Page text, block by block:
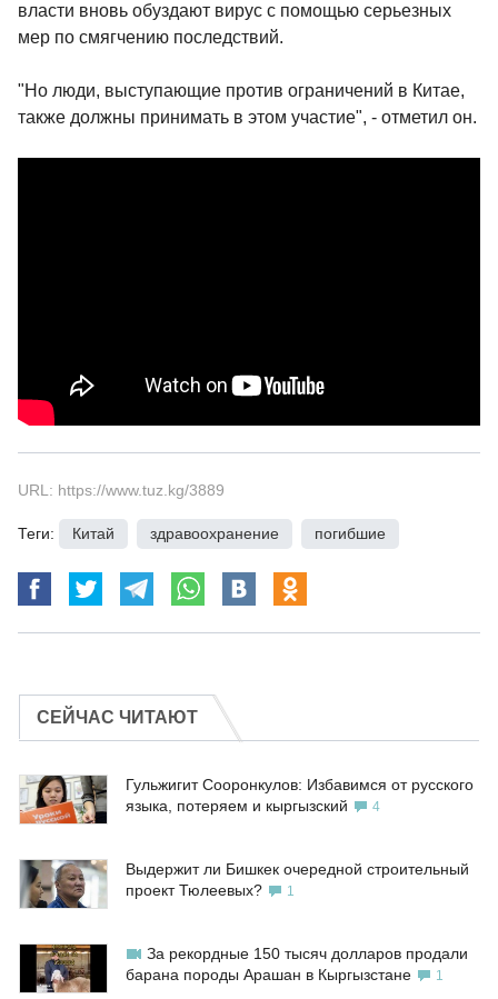
власти вновь обуздают вирус с помощью серьезных
мер по смягчению последствий.
"Но люди, выступающие против ограничений в Китае,
также должны принимать в этом участие", - отметил он.
URL: https://www.tuz.kg/3889
Теги: Китай здравоохранение погибшие
СЕЙЧАС ЧИТАЮТ
Гульжигит Сооронкулов: Избавимся от русского
языка, потеряем и кыргызский
4
Выдержит ли Бишкек очередной строительный
проект Тюлеевых?
1
За рекордные 150 тысяч долларов продали
барана породы Арашан в Кыргызстане
1